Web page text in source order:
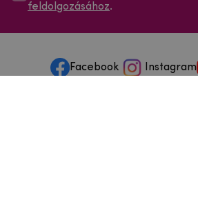
feldolgozásához.
Facebook Instagram